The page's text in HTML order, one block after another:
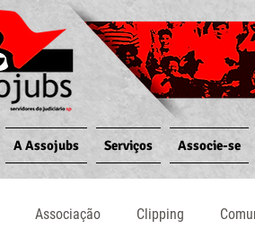
A Assojubs Serviços Associe-se
Associação Clipping